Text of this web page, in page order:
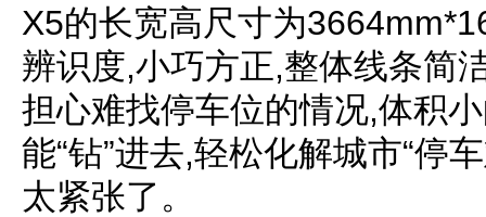
X5的长宽高尺寸为
辨识度,小巧方正,整体线条简
担心难找停车位的情况,体积
能“钻”进去,轻松化解城市“停
太紧张了。